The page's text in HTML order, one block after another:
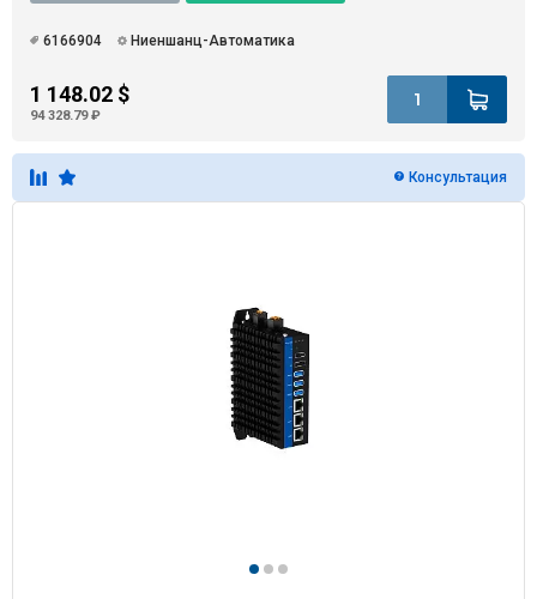
6166904 Ниеншанц-Автоматика
1 148.02 $
94 328.79 ₽
Консультация